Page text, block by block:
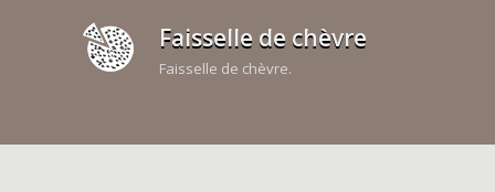
Faisselle de chèvre
Faisselle de chèvre.